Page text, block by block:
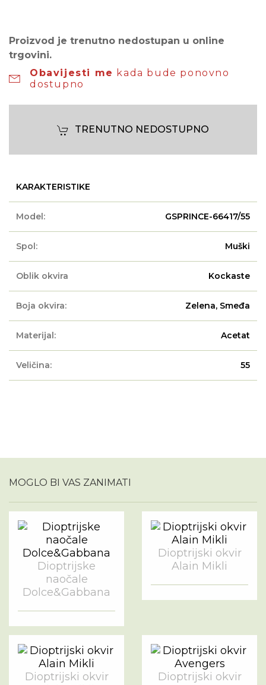
Proizvod je trenutno nedostupan u online
trgovini.
Obavijesti me kada bude ponovno
dostupno
TRENUTNO NEDOSTUPNO
KARAKTERISTIKE
Model: GSPRINCE-66417/55
Spol: Muški
Oblik okvira Kockaste
Boja okvira: Zelena, Smeđa
Materijal: Acetat
Veličina: 55
MOGLO BI VAS ZANIMATI
Dioptrijske
naočale
Dolce&Gabbana
Dioptrijski okvir
Alain Mikli
Dioptrijski okvir
Dioptrijski okvir